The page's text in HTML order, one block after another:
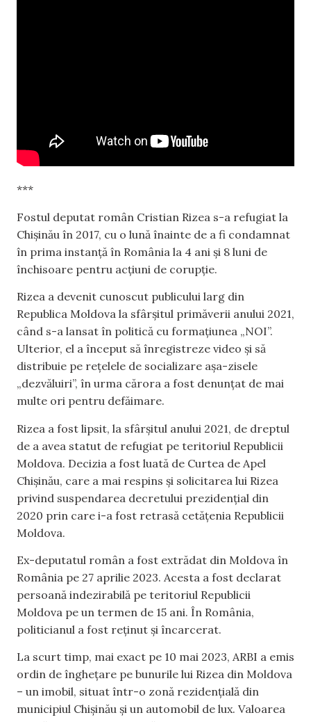
***
Fostul deputat român Cristian Rizea s-a refugiat la
Chişinău în 2017, cu o lună înainte de a fi condamnat
în prima instanță în România la 4 ani şi 8 luni de
închisoare pentru acțiuni de corupție.
Rizea a devenit cunoscut publicului larg din
Republica Moldova la sfârșitul primăverii anului 2021,
când s-a lansat în politică cu formațiunea „NOI”.
Ulterior, el a început să înregistreze video şi să
distribuie pe rețelele de socializare așa-zisele
„dezvăluiri”, în urma cărora a fost denunțat de mai
multe ori pentru defăimare.
Rizea a fost lipsit, la sfârșitul anului 2021, de dreptul
de a avea statut de refugiat pe teritoriul Republicii
Moldova. Decizia a fost luată de Curtea de Apel
Chişinău, care a mai respins şi solicitarea lui Rizea
privind suspendarea decretului prezidențial din
2020 prin care i-a fost retrasă cetățenia Republicii
Moldova.
Ex-deputatul român a fost extrădat din Moldova în
România pe 27 aprilie 2023. Acesta a fost declarat
persoană indezirabilă pe teritoriul Republicii
Moldova pe un termen de 15 ani. În România,
politicianul a fost reținut și încarcerat.
La scurt timp, mai exact pe 10 mai 2023, ARBI a emis
ordin de înghețare pe bunurile lui Rizea din Moldova
– un imobil, situat într-o zonă rezidențială din
municipiul Chișinău și un automobil de lux. Valoarea